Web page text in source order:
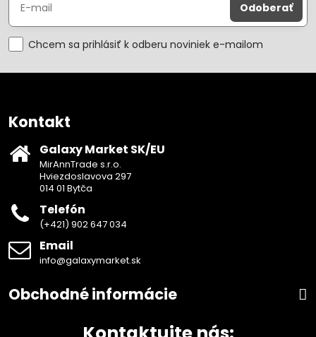
Odoberať
Chcem sa prihlásiť k odberu noviniek e-mailom
Kontakt
Galaxy Market SK/EU
MirAnnTrade s.r.o.
Hviezdoslavova 297
014 01 Bytča
Telefón
(+421) 902 647 034
Email
info@galaxymarket.sk
Obchodné informácie